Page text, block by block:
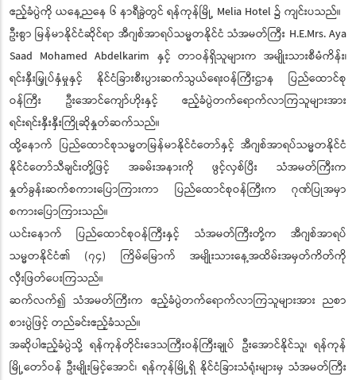
ဧည့်ခံပွဲကို ယနေ့ညနေ ၆ နာရီခွဲတွင် ရန်ကုန်မြို့ Melia Hotel ၌ ကျင်းပသည်။
ဦးစွာ မြန်မာနိုင်ငံဆိုင်ရာ အီဂျစ်အာရပ်သမ္မတနိုင်ငံ သံအမတ်ကြီး H.E.Mrs. Aya
Saad Mohamed Abdelkarim နှင့် တာဝန်ရှိသူများက အမျိုးသားစီမံကိန်း၊
ရင်းနှီးမြှုပ်နှံမှုနှင့် နိုင်ငံခြားစီးပွားဆက်သွယ်ရေးဝန်ကြီးဌာန ပြည်ထောင်စု
ဝန်ကြီး ဦး‌အောင်ကျော်ဟိုးနှင့် ဧည့်ခံပွဲတက်ရောက်လာကြသူများအား
ရင်းရင်းနှီးနှီးကြိုဆိုနှုတ်ဆက်သည်။
ထို့နောက် ပြည်ထောင်စုသမ္မတမြန်မာနိုင်ငံတော်နှင့် အီဂျစ်အာရပ်သမ္မတနိုင်ငံ
နိုင်ငံတော်သီချင်းတို့ဖြင့် အခမ်းအနားကို ဖွင့်လှစ်ပြီး သံအမတ်ကြီးက
နှုတ်ခွန်းဆက်စကားပြောကြားကာ ပြည်ထောင်စုဝန်ကြီးက ဂုဏ်ပြုအမှာ
စကားပြောကြားသည်။
ယင်းနောက် ပြည်ထောင်စုဝန်ကြီးနှင့် သံအမတ်ကြီးတို့က အီဂျစ်အာရပ်
သမ္မတနိုင်ငံ၏ (၇၄) ကြိမ်မြောက် အမျိုးသားနေ့အထိမ်းအမှတ်ကိတ်ကို
လှီးဖြတ်ပေးကြသည်။
ဆက်လက်၍ သံအမတ်ကြီးက ဧည့်ခံပွဲတက်ရောက်လာကြသူများအား ညစာ
စားပွဲဖြင့် တည်ခင်းဧည့်ခံသည်။
အဆိုပါဧည့်ခံပွဲသို့ ရန်ကုန်တိုင်းဒေသကြီးဝန်ကြီးချုပ် ဦးအောင်နိုင်သူ၊ ရန်ကုန်
မြို့‌တော်ဝန် ဦးမျိုးမြင့်အောင်၊ ရန်ကုန်မြို့ရှိ နိုင်ငံခြားသံရုံးများမှ သံအမတ်ကြီး